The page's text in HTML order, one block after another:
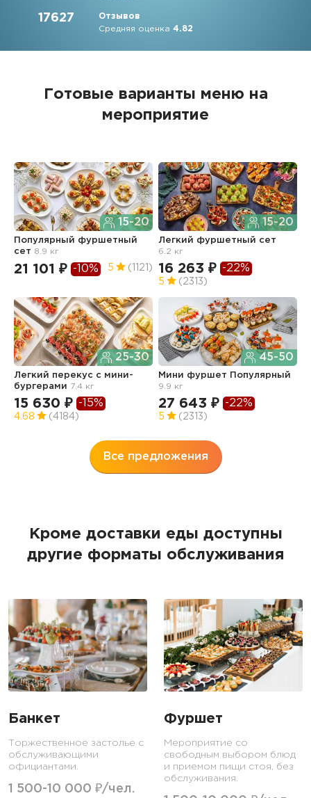
17627
Отзывов
Средняя оценка4.82
Готовые варианты меню на
мероприятие
15-20
Популярный фуршетный
сет 8.9 кг
21 101 ₽ -10% 5 (1121)
15-20
Легкий фуршетный сет
6.2 кг
16 263 ₽ -22%
5 (2313)
25-30
Легкий перекус c мини-
бургерами 7.4 кг
15 630 ₽ -15%
4.68 (4184)
45-50
Мини фуршет Популярный
9.9 кг
27 643 ₽ -22%
5 (2313)
Все предложения
Кроме доставки еды доступны
другие форматы обслуживания
Банкет
Торжественное застолье с
обслуживающими
официантами.
1 500-10 000 ₽/чел.
Фуршет
Мероприятие со
свободным выбором блюд
и приемом пищи стоя, без
обслуживания.